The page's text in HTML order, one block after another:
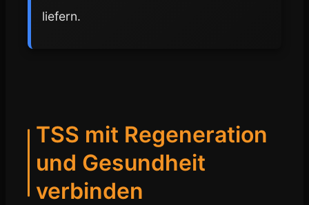
liefern.
TSS mit Regeneration
und Gesundheit
verbinden